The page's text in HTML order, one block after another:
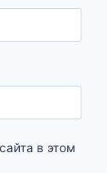
в этом